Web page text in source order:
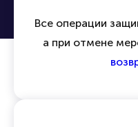
Все операции
а при отмене